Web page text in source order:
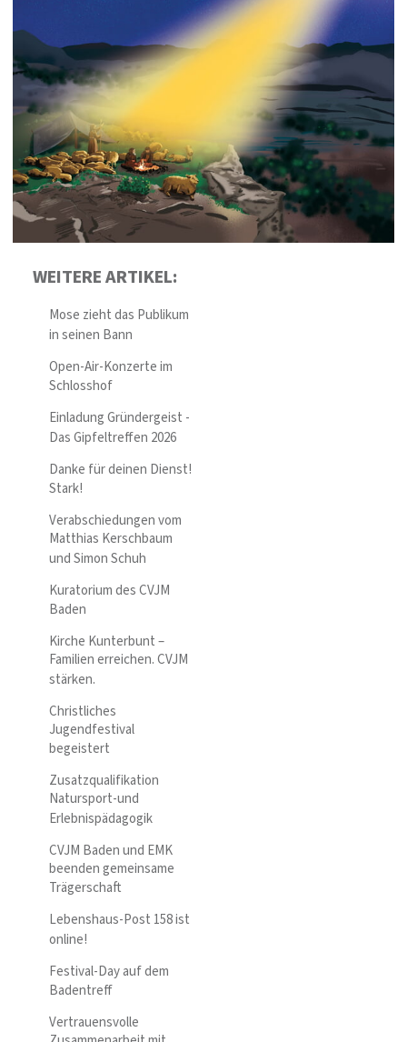
WEITERE ARTIKEL:
Mose zieht das Publikum
in seinen Bann
Open-Air-Konzerte im
Schlosshof
Einladung Gründergeist -
Das Gipfeltreffen 2026
Danke für deinen Dienst!
Stark!
Verabschiedungen vom
Matthias Kerschbaum
und Simon Schuh
Kuratorium des CVJM
Baden
Kirche Kunterbunt –
Familien erreichen. CVJM
stärken.
Christliches
Jugendfestival
begeistert
Zusatzqualifikation
Natursport-und
Erlebnispädagogik
CVJM Baden und EMK
beenden gemeinsame
Trägerschaft
Lebenshaus-Post 158 ist
online!
Festival-Day auf dem
Badentreff
Vertrauensvolle